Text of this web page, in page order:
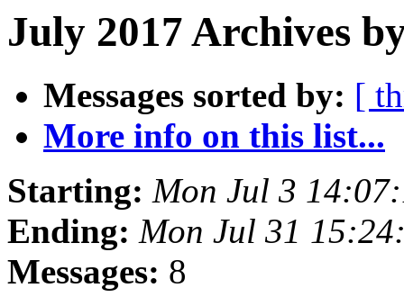
July 2017 Archives
Messages sorted by: [
More info on this list...
Starting: Mon Jul 3
Ending: Mon Jul 31
Messages: 8